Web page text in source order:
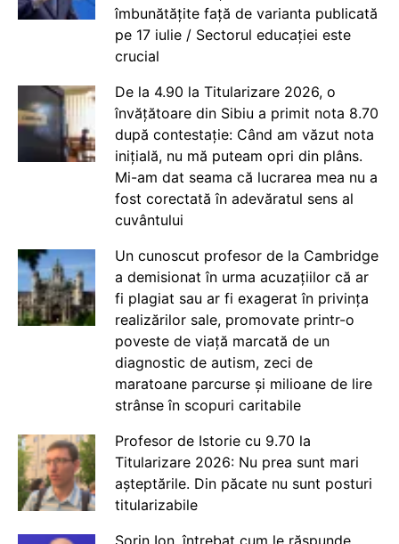
îmbunătățite față de varianta publicată
pe 17 iulie / Sectorul educației este
crucial
De la 4.90 la Titularizare 2026, o
învățătoare din Sibiu a primit nota 8.70
după contestație: Când am văzut nota
inițială, nu mă puteam opri din plâns.
Mi-am dat seama că lucrarea mea nu a
fost corectată în adevăratul sens al
cuvântului
Un cunoscut profesor de la Cambridge
a demisionat în urma acuzațiilor că ar
fi plagiat sau ar fi exagerat în privința
realizărilor sale, promovate printr-o
poveste de viață marcată de un
diagnostic de autism, zeci de
maratoane parcurse și milioane de lire
strânse în scopuri caritabile
Profesor de Istorie cu 9.70 la
Titularizare 2026: Nu prea sunt mari
așteptările. Din păcate nu sunt posturi
titularizabile
Sorin Ion, întrebat cum le răspunde